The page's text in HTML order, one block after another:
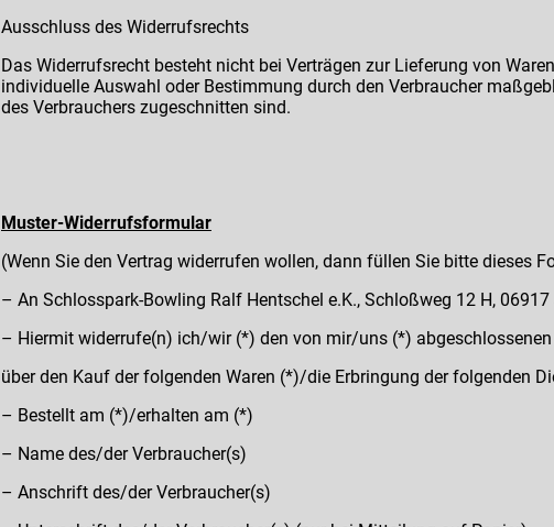
Ausschluss des Widerrufsrechts
Das Widerrufsrecht besteht nicht bei Verträgen zur Lieferung von
individuelle Auswahl oder Bestimmung durch den Verbraucher
des Verbrauchers zugeschnitten sind.
Muster-Widerrufsformular
(Wenn Sie den Vertrag widerrufen wollen, dann füllen Sie bitte dieses
– An Schlosspark-Bowling Ralf Hentschel e.K., Schloßweg 12 H,
– Hiermit widerrufe(n) ich/wir (*) den von mir/uns (*) abgeschlossenen
über den Kauf der folgenden Waren (*)/die Erbringung der folgenden
– Bestellt am (*)/erhalten am (*)
– Name des/der Verbraucher(s)
– Anschrift des/der Verbraucher(s)